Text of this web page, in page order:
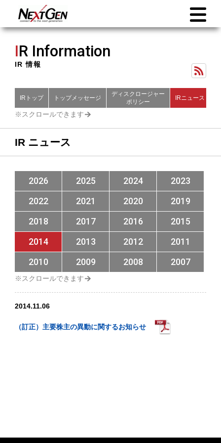
IR Information
IR 情報
IRトップ トップメッセージ
ディスクロージャー
ポリシー
IRニュース
IR ニュース
2026 2025 2024
2023
2022
2021 2020
2019
2018
2017 2016
2015
2014
2013 2012
2011
2010
2009 2008 2007
2014.11.06
（訂正）主要株主の異動に関するお知らせ